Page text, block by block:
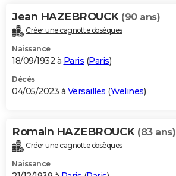
Jean HAZEBROUCK (90 ans)
Créer une cagnotte obsèques
Naissance
18/09/1932 à Paris (Paris)
Décès
04/05/2023 à Versailles (Yvelines)
Romain HAZEBROUCK (83 ans)
Créer une cagnotte obsèques
Naissance